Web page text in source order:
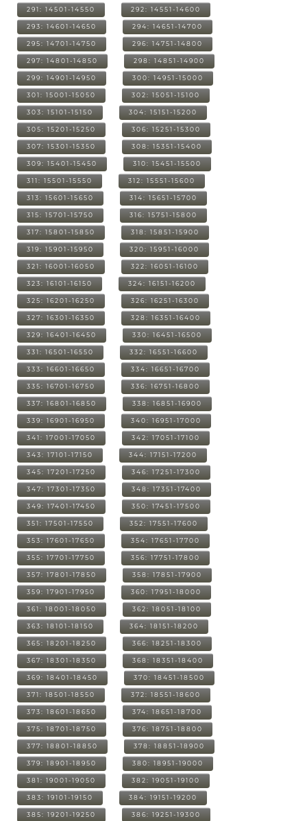
291: 14501-14550 292: 14551-14600
293: 14601-14650 294: 14651-14700
295: 14701-14750 296: 14751-14800
297: 14801-14850 298: 14851-14900
299: 14901-14950 300: 14951-15000
301: 15001-15050 302: 15051-15100
303: 15101-15150 304: 15151-15200
305: 15201-15250 306: 15251-15300
307: 15301-15350 308: 15351-15400
309: 15401-15450 310: 15451-15500
311: 15501-15550 312: 15551-15600
313: 15601-15650 314: 15651-15700
315: 15701-15750 316: 15751-15800
317: 15801-15850 318: 15851-15900
319: 15901-15950 320: 15951-16000
321: 16001-16050 322: 16051-16100
323: 16101-16150 324: 16151-16200
325: 16201-16250 326: 16251-16300
327: 16301-16350 328: 16351-16400
329: 16401-16450 330: 16451-16500
331: 16501-16550 332: 16551-16600
333: 16601-16650 334: 16651-16700
335: 16701-16750 336: 16751-16800
337: 16801-16850 338: 16851-16900
339: 16901-16950 340: 16951-17000
341: 17001-17050 342: 17051-17100
343: 17101-17150 344: 17151-17200
345: 17201-17250 346: 17251-17300
347: 17301-17350 348: 17351-17400
349: 17401-17450 350: 17451-17500
351: 17501-17550 352: 17551-17600
353: 17601-17650 354: 17651-17700
355: 17701-17750 356: 17751-17800
357: 17801-17850 358: 17851-17900
359: 17901-17950 360: 17951-18000
361: 18001-18050 362: 18051-18100
363: 18101-18150 364: 18151-18200
365: 18201-18250 366: 18251-18300
367: 18301-18350 368: 18351-18400
369: 18401-18450 370: 18451-18500
371: 18501-18550 372: 18551-18600
373: 18601-18650 374: 18651-18700
375: 18701-18750 376: 18751-18800
377: 18801-18850 378: 18851-18900
379: 18901-18950 380: 18951-19000
381: 19001-19050 382: 19051-19100
383: 19101-19150 384: 19151-19200
385: 19201-19250 386: 19251-19300